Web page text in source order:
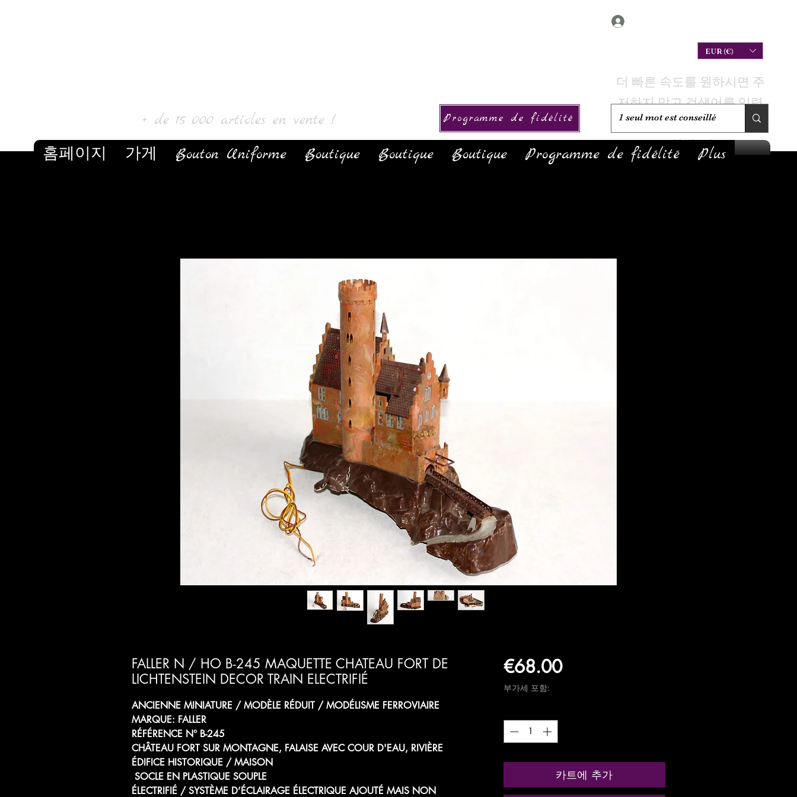
EUR (€)
+ de 15 000 articles en vente ! Programme de fidélité
홈페이지 가게 Bouton Uniforme Boutique Boutique Boutique Programme de fidélité Plus
FALLER N / HO B-245 MAQUETTE CHATEAU FORT DE
LICHTENSTEIN DECOR TRAIN ELECTRIFIÉ
ANCIENNE MINIATURE / MODÈLE RÉDUIT / MODÉLISME FERROVIAIRE
MARQUE: FALLER
RÉFÉRENCE N° B-245
CHÂTEAU FORT SUR MONTAGNE, FALAISE AVEC COUR D'EAU, RIVIÈRE
ÉDIFICE HISTORIQUE / MAISON
SOCLE EN PLASTIQUE SOUPLE
ÉLECTRIFIÉ / SYSTÈME D’ÉCLAIRAGE ÉLECTRIQUE AJOUTÉ MAIS NON
€68.00가
부가세 포함:
카트에 추가
더 빠른 속도를 원하시면 주
저하지 말고 검색어를 입력
하여 재고가 있는지 확인하
십시오!